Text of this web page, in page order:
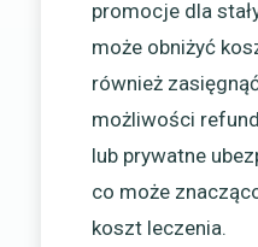
promocje dla
może obniżyć
również
możliwości
lub prywatne
co może
koszt leczenia.